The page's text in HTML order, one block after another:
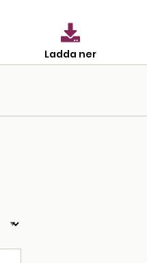
Ladda ner